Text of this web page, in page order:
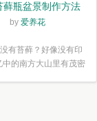
藓瓶盆景制作方法
by 爱养花
有苔藓？好像没有印
中的南方大山里有茂密